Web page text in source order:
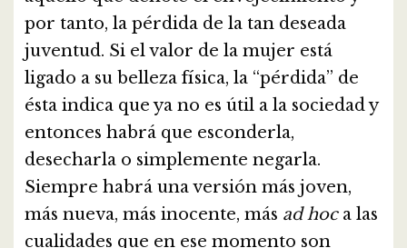
por tanto, la pérdida de la tan deseada
juventud. Si el valor de la mujer está
ligado a su belleza física, la “pérdida” de
ésta indica que ya no es útil a la sociedad y
entonces habrá que esconderla,
desecharla o simplemente negarla.
Siempre habrá una versión más joven,
más nueva, más inocente, más ad hoca las
cualidades que en ese momento son